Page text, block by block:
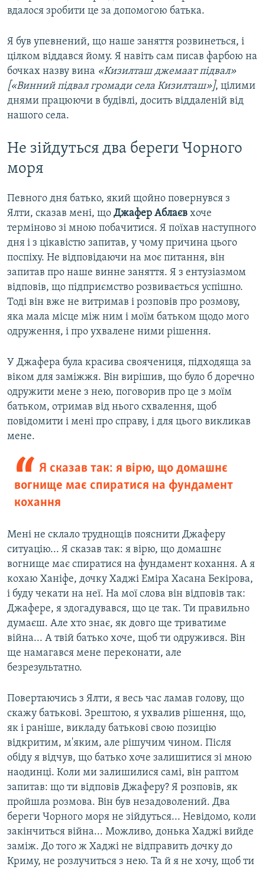
вдалося зробити це за допомогою батька.
Я був упевнений, що наше заняття розвинеться, і
цілком віддався йому. Я навіть сам писав фарбою на
бочках назву вина «Кизилташ джемаат підвал»
[«Винний підвал громади села Кизилташ»], цілими
днями працюючи в будівлі, досить віддаленій від
нашого села.
Не зійдуться два береги Чорного
моря
Певного дня батько, який щойно повернувся з
Ялти, сказав мені, що Джафер Аблаєв хоче
терміново зі мною побачитися. Я поїхав наступного
дня і з цікавістю запитав, у чому причина цього
поспіху. Не відповідаючи на моє питання, він
запитав про наше винне заняття. Я з ентузіазмом
відповів, що підприємство розвивається успішно.
Тоді він вже не витримав і розповів про розмову,
яка мала місце між ним і моїм батьком щодо мого
одруження, і про ухвалене ними рішення.
У Джафера була красива своячениця, підходяща за
віком для заміжжя. Він вирішив, що було б доречно
одружити мене з нею, поговорив про це з моїм
батьком, отримав від нього схвалення, щоб
повідомити і мені про справу, і для цього викликав
мене.
Я сказав так: я вірю, що домашнє
вогнище має спиратися на фундамент
кохання
Мені не склало труднощів пояснити Джаферу
ситуацію... Я сказав так: я вірю, що домашнє
вогнище має спиратися на фундамент кохання. А я
кохаю Ханіфе, дочку Хаджі Еміра Хасана Бекірова,
і буду чекати на неї. На мої слова він відповів так:
Джафере, я здогадувався, що це так. Ти правильно
думаєш. Але хто знає, як довго ще триватиме
війна... А твій батько хоче, щоб ти одружився. Він
ще намагався мене переконати, але
безрезультатно.
Повертаючись з Ялти, я весь час ламав голову, що
скажу батькові. Зрештою, я ухвалив рішення, що,
як і раніше, викладу батькові свою позицію
відкритим, м'яким, але рішучим чином. Після
обіду я відчув, що батько хоче залишитися зі мною
наодинці. Коли ми залишилися самі, він раптом
запитав: що ти відповів Джаферу? Я розповів, як
пройшла розмова. Він був незадоволений. Два
береги Чорного моря не зійдуться... Невідомо, коли
закінчиться війна... Можливо, донька Хаджі вийде
заміж. До того ж Хаджі не відправить дочку до
Криму, не розлучиться з нею. Та й я не хочу, щоб ти